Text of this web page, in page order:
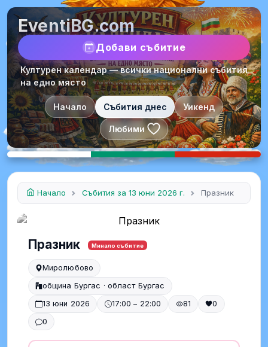
EventiBG.com
Добави събитие
Културен календар — всички национални събития
на едно място
Начало Събития днес Уикенд
Любими
Начало Събития за 13 юни 2026 г. Празник
Празник Минало събитие
Миролюбово
община Бургас · област Бургас
13 юни 2026
17:00 – 22:00 81
0
0